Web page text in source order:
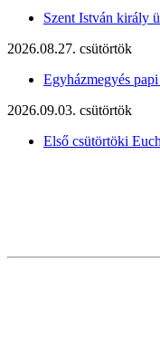
Szent István király
2026.08.27. csütörtök
Egyházmegyés
2026.09.03. csütörtök
Első csütörtöki